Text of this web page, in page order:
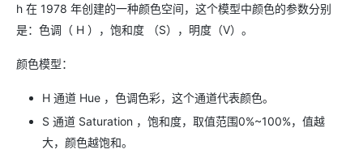
h 在 1978 年创建的一种颜色空间，这个模型中颜色的参数分别
是：色调（ H ），饱和度 （S），明度（V）。
颜色模型：
H 通道 Hue ，色调色彩，这个通道代表颜色。
S 通道 Saturation ，饱和度，取值范围0%~100%，值越
大，颜色越饱和。